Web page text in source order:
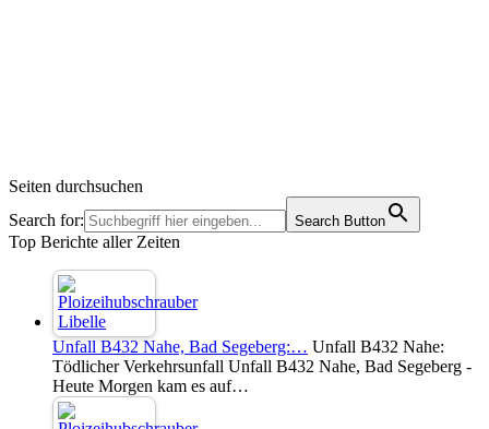
Seiten durchsuchen
Search for:
Search Button
Top Berichte aller Zeiten
Unfall B432 Nahe, Bad Segeberg:… Unfall B432 Nahe:
Tödlicher Verkehrsunfall Unfall B432 Nahe, Bad Segeberg -
Heute Morgen kam es auf…